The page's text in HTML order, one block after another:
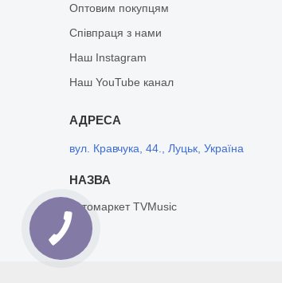
Оптовим покупцям
Співпраця з нами
Наш Instagram
Наш YouTube канал
вул. Кравчука, 44., Луцьк, Україна
Автомаркет TVMusic